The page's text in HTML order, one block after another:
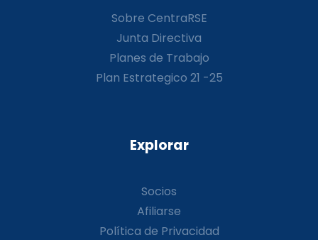
Sobre CentraRSE
Junta Directiva
Planes de Trabajo
Plan Estrategico 21 -25
Explorar
Socios
Afiliarse
Política de Privacidad